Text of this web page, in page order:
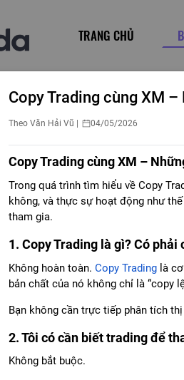
TRANG CHỦ
TÍNH NĂNG CỦA
trường
tích kỹ thuật
quan luân
phiếu A - Z
& Porfolio
thuật
Copy Trading cùng XM
Theo Văn Hải Vũ 04/05/2026
Copy Trading cùng XM –
Trong quá trình tìm hiểu về Copy
không, và thực sự hoạt động như
tham gia.
1. Copy Trading là gì? Có phải
Không hoàn toàn. Copy Trading là
bản chất của nó không chỉ là “copy
Bạn không cần trực tiếp phân tích
2. Tôi có cần biết trading để
Không bắt buộc.